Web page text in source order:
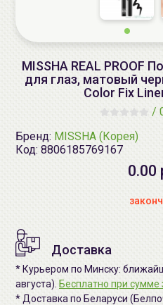
MISSHA REAL PROOF
для глаз, матовый
Color Fix
/
Бренд: MISSHA (Корея)
Код: 8806185769167
0.00
Доставка
* Курьером по Минску:
августа). Бесплатно при сумме
* Доставка по Беларуси